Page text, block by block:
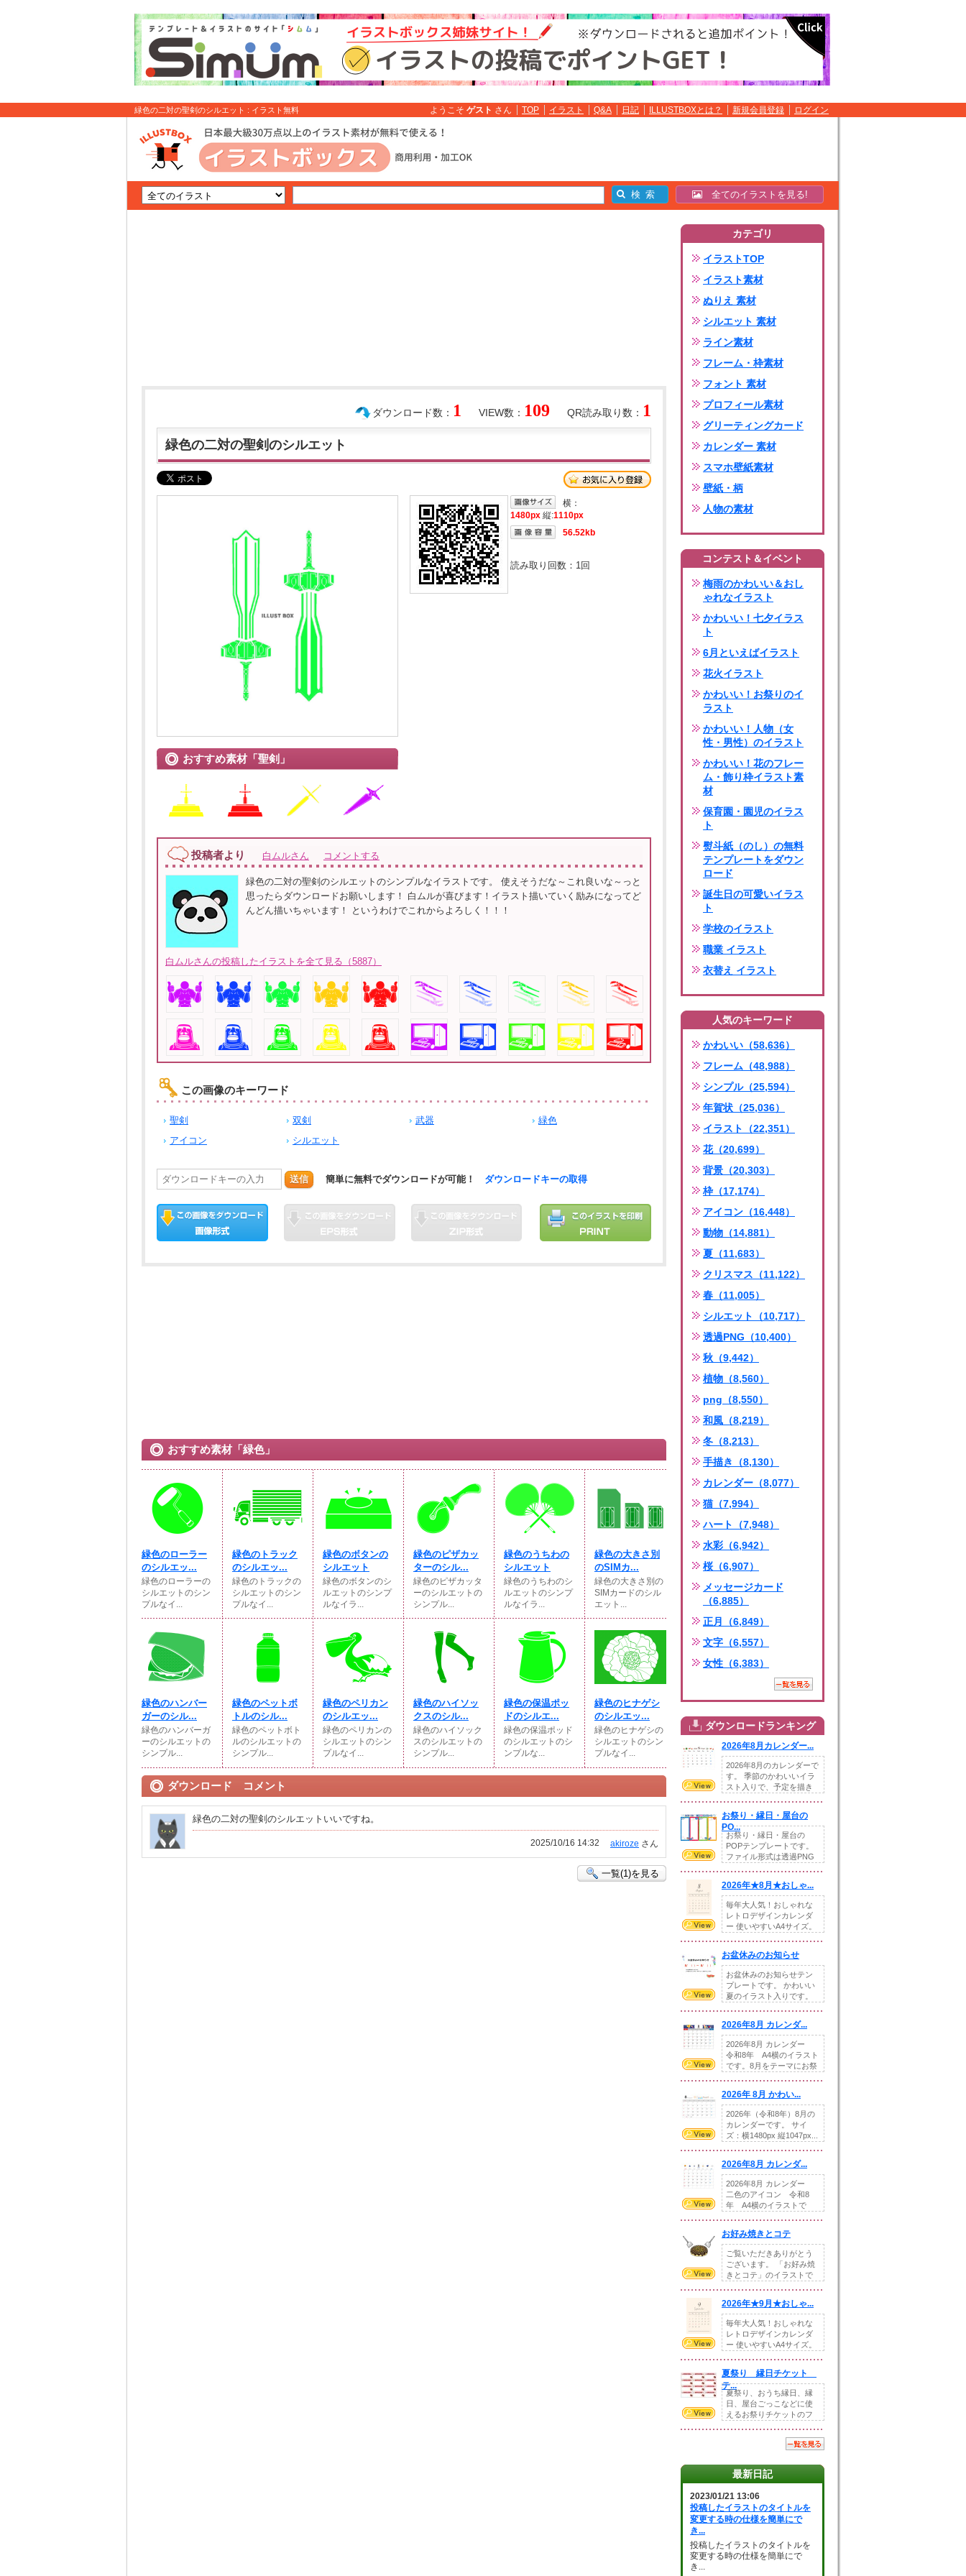
緑色の二対の聖剣のシルエット : イラスト無料 ようこそ ゲスト さん TOP イラスト Q&A 日記 ILLUSTBOXとは？ 新規会員登録 ログイン
全てのイラストを見る!
QR読み取り数： 1
VIEW数： 109
ダウンロード数： 1
緑色の二対の聖剣のシルエット
おすすめ素材「聖剣」
横：
1480px 縦:1110px
56.52kb
読み取り回数： 1回
投稿者より 白ムルさん コメントする
緑色の二対の聖剣のシルエットのシンプルなイラストです。 使えそうだな～これ良いな～っと
思ったらダウンロードお願いします！ 白ムルが喜びます！イラスト描いていく励みになってど
んどん描いちゃいます！ というわけでこれからよろしく！！！
白ムルさんの投稿したイラストを全て見る（5887）
この画像のキーワード
聖剣 双剣 武器
緑色
アイコン
シルエット
送信 簡単に無料でダウンロードが可能！ ダウンロードキーの取得
おすすめ素材「緑色」
緑色のローラー
のシルエッ...
緑色のローラーの
シルエットのシン
プルなイ...
緑色のトラック
のシルエッ...
緑色のトラックの
シルエットのシン
プルなイ...
緑色のボタンの
シルエット
緑色のボタンのシ
ルエットのシンプ
ルなイラ...
緑色のピザカッ
ターのシル...
緑色のピザカッタ
ーのシルエットの
シンプル...
緑色のうちわの
シルエット
緑色のうちわのシ
ルエットのシンプ
ルなイラ...
緑色の大きさ別
のSIMカ...
緑色の大きさ別の
SIMカードのシル
エット...
緑色のハンバー
ガーのシル...
緑色のハンバーガ
ーのシルエットの
シンプル...
緑色のペットボ
トルのシル...
緑色のペットボト
ルのシルエットの
シンプル...
緑色のペリカン
のシルエッ...
緑色のペリカンの
シルエットのシン
プルなイ...
緑色のハイソッ
クスのシル...
緑色のハイソック
スのシルエットの
シンプル...
緑色の保温ポッ
ドのシルエ...
緑色の保温ポッド
のシルエットのシ
ンプルな...
緑色のヒナゲシ
のシルエッ...
緑色のヒナゲシの
シルエットのシン
プルなイ...
ダウンロード コメント
緑色の二対の聖剣のシルエットいいですね。
akiroze さん
2025/10/16 14:32
一覧(1)を見る
カテゴリ
イラストTOP
イラスト素材
ぬりえ 素材
シルエット 素材
ライン素材
フレーム・枠素材
フォント 素材
プロフィール素材
グリーティングカード
カレンダー 素材
スマホ壁紙素材
壁紙・柄
人物の素材
コンテスト＆イベント
梅雨のかわいい＆おし
ゃれなイラスト
かわいい！七夕イラス
ト
6月といえばイラスト
花火イラスト
かわいい！お祭りのイ
ラスト
かわいい！人物（女
性・男性）のイラスト
かわいい！花のフレー
ム・飾り枠イラスト素
材
保育園・園児のイラス
ト
熨斗紙（のし）の無料
テンプレートをダウン
ロード
誕生日の可愛いイラス
ト
学校のイラスト
職業 イラスト
衣替え イラスト
人気のキーワード
かわいい（58,636）
フレーム（48,988）
シンプル（25,594）
年賀状（25,036）
イラスト（22,351）
花（20,699）
背景（20,303）
枠（17,174）
アイコン（16,448）
動物（14,881）
夏（11,683）
クリスマス（11,122）
春（11,005）
シルエット（10,717）
透過PNG（10,400）
秋（9,442）
植物（8,560）
png（8,550）
和風（8,219）
冬（8,213）
手描き（8,130）
カレンダー（8,077）
猫（7,994）
ハート（7,948）
水彩（6,942）
桜（6,907）
メッセージカード
（6,885）
正月（6,849）
文字（6,557）
女性（6,383）
ダウンロードランキング
2026年8月カレンダー...
2026年8月のカレンダーで
す。 季節のかわいいイラ
スト入りで、予定を描き
お祭り・縁日・屋台の
PO...
お祭り・縁日・屋台の
POPテンプレートです。
ファイル形式は透過PNG
2026年★8月★おしゃ...
毎年大人気！おしゃれな
レトロデザインカレンダ
ー 使いやすいA4サイズ。
お盆休みのお知らせ
お盆休みのお知らせテン
プレートです。 かわいい
夏のイラスト入りです。
2026年8月 カレンダ...
2026年8月 カレンダー
令和8年 A4横のイラスト
です。8月をテーマにお祭
2026年 8月 かわい...
2026年（令和8年）8月の
カレンダーです。 サイ
ズ：横1480px 縦1047px...
2026年8月 カレンダ...
2026年8月 カレンダー
二色のアイコン 令和8
年 A4横のイラストで
お好み焼きとコテ
ご覧いただきありがとう
ございます。 「お好み焼
きとコテ」のイラストで
2026年★9月★おしゃ...
毎年大人気！おしゃれな
レトロデザインカレンダ
ー 使いやすいA4サイズ。
夏祭り 縁日チケット
テ...
夏祭り、おうち縁日、縁
日、屋台ごっこなどに使
えるお祭りチケットのフ
最新日記
2023/01/21 13:06
投稿したイラストのタイトルを
変更する時の仕様を簡単にで
き...
投稿したイラストのタイトルを
変更する時の仕様を簡単にで
き...